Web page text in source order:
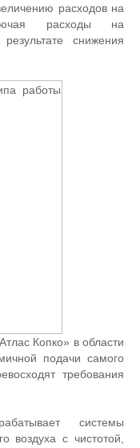
расходов на
расходы на
снижения
Копко» в области
подачи самого
требования
системы
воздуха с чистотой,